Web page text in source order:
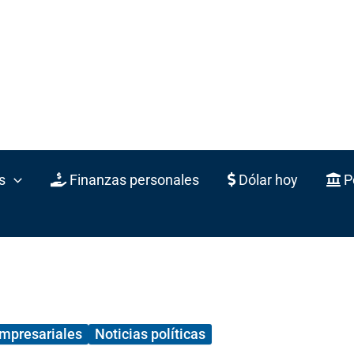
Finanzas personales Dólar hoy
Noticias políticas